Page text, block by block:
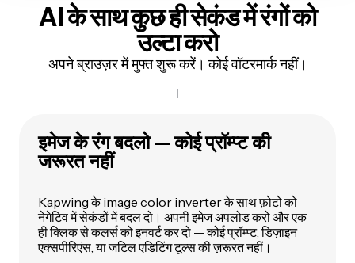
AI के साथ कुछ ही सेकंड में रंगों को
उल्टा करो
अपने ब्राउज़र में मुफ्त शुरू करें। कोई वॉटरमार्क नहीं।
इमेज के रंग बदलो — कोई प्रॉम्प्ट की
जरूरत नहीं
Kapwing के image color inverter के साथ फ़ोटो को
नेगेटिव में सेकंडों में बदल दो। अपनी इमेज अपलोड करो और एक
ही क्लिक से कलर्स को इनवर्ट कर दो — कोई प्रॉम्प्ट, डिज़ाइन
एक्सपीरिएंस, या जटिल एडिटिंग टूल्स की ज़रूरत नहीं।